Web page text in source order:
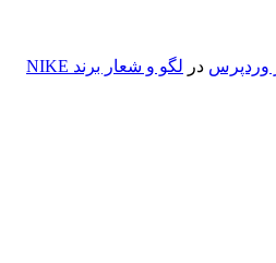
وردپرس در لگو و شعار برند NIKE